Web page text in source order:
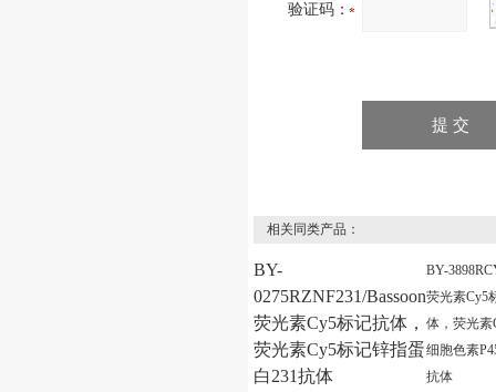
验证码：
相关同类产品：
BY-
0275RZNF231/Bassoon
荧光素Cy5标记抗体，
荧光素Cy5标记锌指蛋
白231抗体
BY-
荧光素Cy5
体，荧光素
细胞色素
抗体